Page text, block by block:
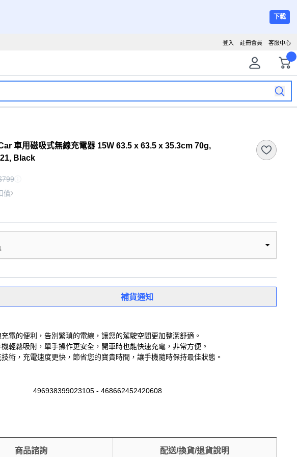
下載
客服中心
註冊會員
登入
車用磁吸式無線充電器 15W 63.5 x 63.5 x 35.3cm 70g,
Black
價
補貨通知
電的便利，告別繁瑣的電線，讓您的駕駛空間更加整潔舒適。
輕鬆吸附，單手操作更安全，開車時也能快速充電，非常方便。
術，充電速度更快，節省您的寶貴時間，讓手機隨時保持最佳狀態。
496938399023105 - 468662452420608
商品諮詢 配送/換貨/退貨說明